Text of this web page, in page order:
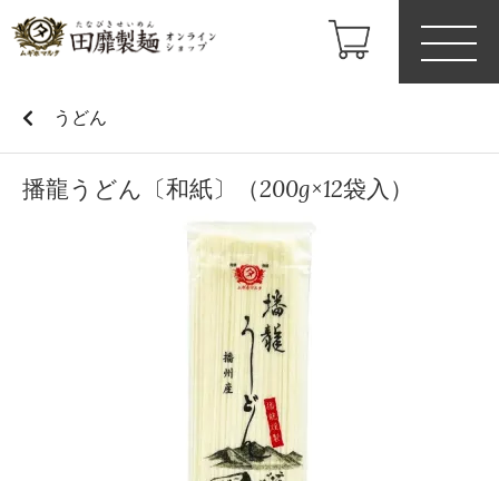
うどん
播龍うどん〔和紙〕（200g×12袋入）